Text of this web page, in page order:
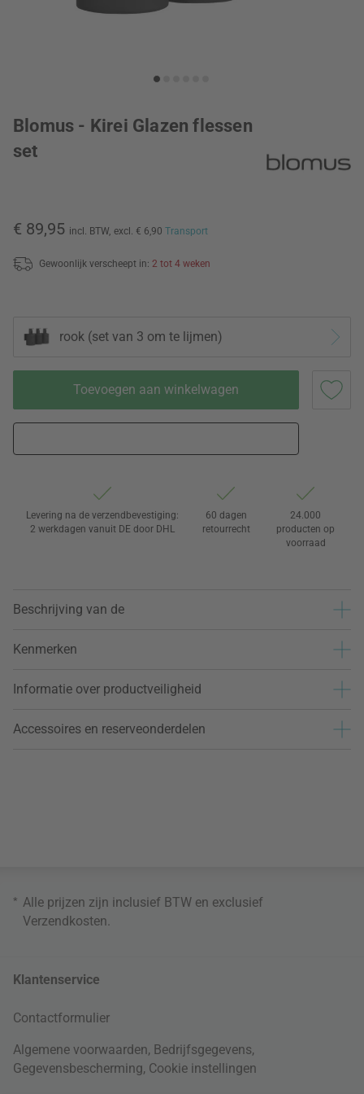
Blomus - Kirei Glazen flessen
set
€ 89,95 incl. BTW, excl. € 6,90 Transport
Gewoonlijk verscheept in: 2 tot 4 weken
rook (set van 3 om te lijmen)
Toevoegen aan winkelwagen
Levering na de verzendbevestiging:
2 werkdagen vanuit DE door DHL
60 dagen
retourrecht
24.000
producten op
voorraad
Beschrijving van de
Kenmerken
Informatie over productveiligheid
Accessoires en reserveonderdelen
* Alle prijzen zijn inclusief BTW en exclusief
Verzendkosten
Klantenservice
Contactformulier
Algemene voorwaarden, Bedrijfsgegevens,
Gegevensbescherming, Cookie instellingen